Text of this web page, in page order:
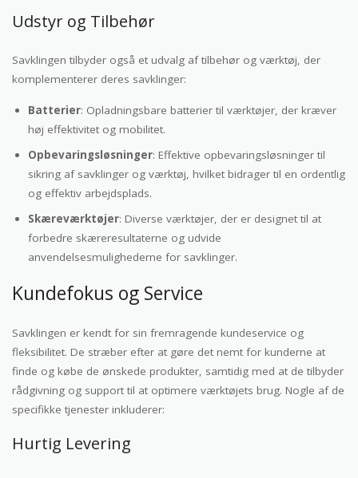
Udstyr og Tilbehør
Savklingen tilbyder også et udvalg af tilbehør og værktøj, der
komplementerer deres savklinger:
Batterier: Opladningsbare batterier til værktøjer, der kræver
høj effektivitet og mobilitet.
Opbevaringsløsninger: Effektive opbevaringsløsninger til
sikring af savklinger og værktøj, hvilket bidrager til en ordentlig
og effektiv arbejdsplads.
Skæreværktøjer: Diverse værktøjer, der er designet til at
forbedre skæreresultaterne og udvide
anvendelsesmulighederne for savklinger.
Kundefokus og Service
Savklingen er kendt for sin fremragende kundeservice og
fleksibilitet. De stræber efter at gøre det nemt for kunderne at
finde og købe de ønskede produkter, samtidig med at de tilbyder
rådgivning og support til at optimere værktøjets brug. Nogle af de
specifikke tjenester inkluderer:
Hurtig Levering